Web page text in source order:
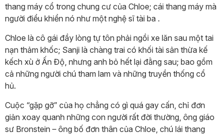
thang máy cổ trong chung cư của Chloe; cái thang máy mà
người điểu khiển nó như một nghệ sĩ tài ba .
Chloe là cô gái đầy lòng tự tôn phải ngồi xe lăn sau một tai
nạn thảm khốc; Sanji là chàng trai có khối tài sản thừa kế
kếch xù ở Ấn Độ, nhưng anh bỏ hết lại đằng sau; bao gồm
cả những người chú tham lam và những truyền thống cổ
hủ.
Cuộc “gặp gỡ” của họ chẳng có gì quá gay cấn, chỉ đơn
giản xoay quanh những con người rất đời thường, ông giáo
sư Bronstein – ông bố đơn thân của Chloe, chú lái thang